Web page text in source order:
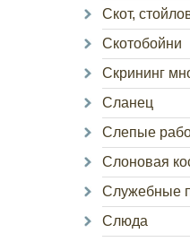
Скот,
Скотобойни
Скрининг
Сланец
Слепые
Слоновая
Служебные
Слюда